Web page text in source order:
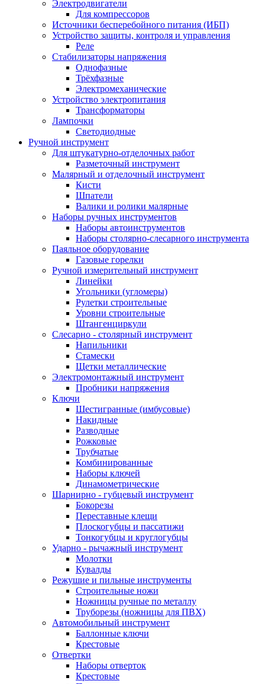
Электродвигатели
Для компрессоров
Источники бесперебойного питания (ИБП)
Устройство защиты, контроля и управления
Реле
Стабилизаторы напряжения
Однофазные
Трёхфазные
Электромеханические
Устройство электропитания
Трансформаторы
Лампочки
Светодиодные
Ручной инструмент
Для штукатурно-отделочных работ
Разметочный инструмент
Малярный и отделочный инструмент
Кисти
Шпатели
Валики и ролики малярные
Наборы ручных инструментов
Наборы автоинструментов
Наборы столярно-слесарного инструмента
Паяльное оборудование
Газовые горелки
Ручной измерительный инструмент
Линейки
Угольники (угломеры)
Рулетки строительные
Уровни строительные
Штангенциркули
Слесарно - столярный инструмент
Напильники
Стамески
Щетки металлические
Электромонтажный инструмент
Пробники напряжения
Ключи
Шестигранные (имбусовые)
Накидные
Разводные
Рожковые
Трубчатые
Комбинированные
Наборы ключей
Динамометрические
Шарнирно - губцевый инструмент
Бокорезы
Переставные клещи
Плоскогубцы и пассатижи
Тонкогубцы и круглогубцы
Ударно - рычажный инструмент
Молотки
Кувалды
Режушие и пильные инструменты
Строительные ножи
Ножницы ручные по металлу
Труборезы (ножницы для ПВХ)
Автомобильный инструмент
Баллонные ключи
Крестовые
Отвертки
Наборы отверток
Крестовые